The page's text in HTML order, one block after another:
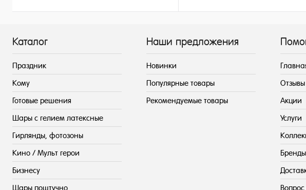
Каталог
Праздник
Кому
Готовые решения
Шары с гелием латексные
Гирлянды, фотозоны
Кино / Мульт герои
Бизнесу
Шары поштучно
Наши предложения
Новинки
Популярные товары
Рекомендуемые товары
Отзывы
Акции
Услуги
Бренды
Вопрос